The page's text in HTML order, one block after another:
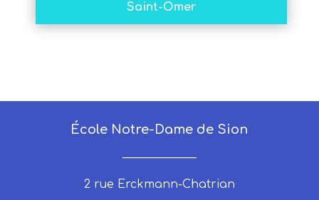
Saint-Omer
École Notre-Dame de Sion
2 rue Erckmann-Chatrian